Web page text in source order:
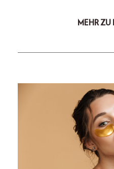
MEHR ZU